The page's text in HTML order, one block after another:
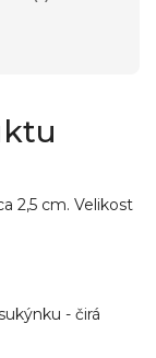
2,5 cm. Velikost
- čirá